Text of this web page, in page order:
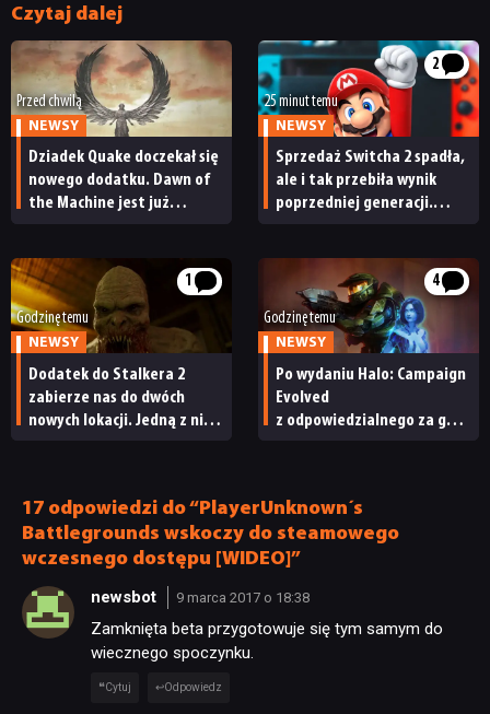
Czytaj dalej
Przed chwilą
NEWSY
Dziadek Quake doczekał się
nowego dodatku. Dawn of
the Machine jest już
2
25 minut temu
NEWSY
Sprzedaż Switcha 2 spadła,
ale i tak przebiła wynik
poprzedniej generacji.
1
Godzinę temu
NEWSY
Dodatek do Stalkera 2
zabierze nas do dwóch
nowych lokacji. Jedną z nich
4
Godzinę temu
NEWSY
Po wydaniu Halo: Campaign
Evolved
z odpowiedzialnego za grę
17 odpowiedzi do “PlayerUnknown´s
Battlegrounds wskoczy do steamowego
wczesnego dostępu [WIDEO]”
newsbot 9 marca 2017 o 18:38
Zamknięta beta przygotowuje się tym samym do
wiecznego spoczynku.
Cytuj Odpowiedz